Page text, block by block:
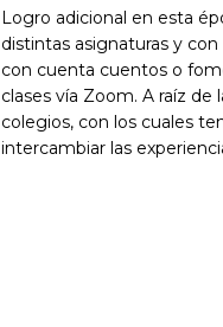
Logro adicional en esta
distintas asignaturas y
con cuenta cuentos o
clases vía Zoom. A raíz
colegios, con los cuales
intercambiar las